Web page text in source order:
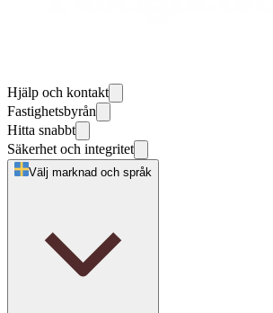
Hjälp och kontakt
Fastighetsbyrån
Hitta snabbt
Säkerhet och integritet
Välj marknad och språk